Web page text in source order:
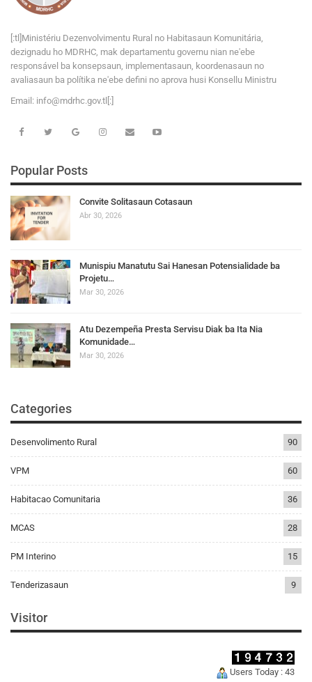
[:tl]Ministériu Dezenvolvimentu Rural no Habitasaun Komunitária,
dezignadu ho MDRHC, mak departamentu governu nian ne'ebe
responsável ba konsepsaun, implementasaun, koordenasaun no
avaliasaun ba polítika ne'ebe defini no aprova husi Konsellu Ministru
Email: info@md rhc.gov.tl[:]
Popular Posts
Convite Solitasaun Cotasaun
Abr 30, 2026
Munispiu Manatutu Sai Hanesan Potensialidade ba
Projetu…
Mar 30, 2026
Atu Dezempeña Presta Servisu Diak ba Ita Nia
Komunidade…
Mar 30, 2026
Categories
Desenvolimento Rural 90
VPM 60
Habitacao Comunitaria 36
MCAS 28
PM Interino 15
Tenderizasaun 9
Visitor
Users Today : 43